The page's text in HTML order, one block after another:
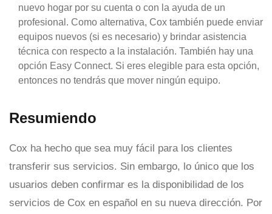
nuevo hogar por su cuenta o con la ayuda de un
profesional. Como alternativa, Cox también puede enviar
equipos nuevos (si es necesario) y brindar asistencia
técnica con respecto a la instalación. También hay una
opción Easy Connect. Si eres elegible para esta opción,
entonces no tendrás que mover ningún equipo.
Resumiendo
Cox ha hecho que sea muy fácil para los clientes
transferir sus servicios. Sin embargo, lo único que los
usuarios deben confirmar es la disponibilidad de los
servicios de Cox en español en su nueva dirección. Por